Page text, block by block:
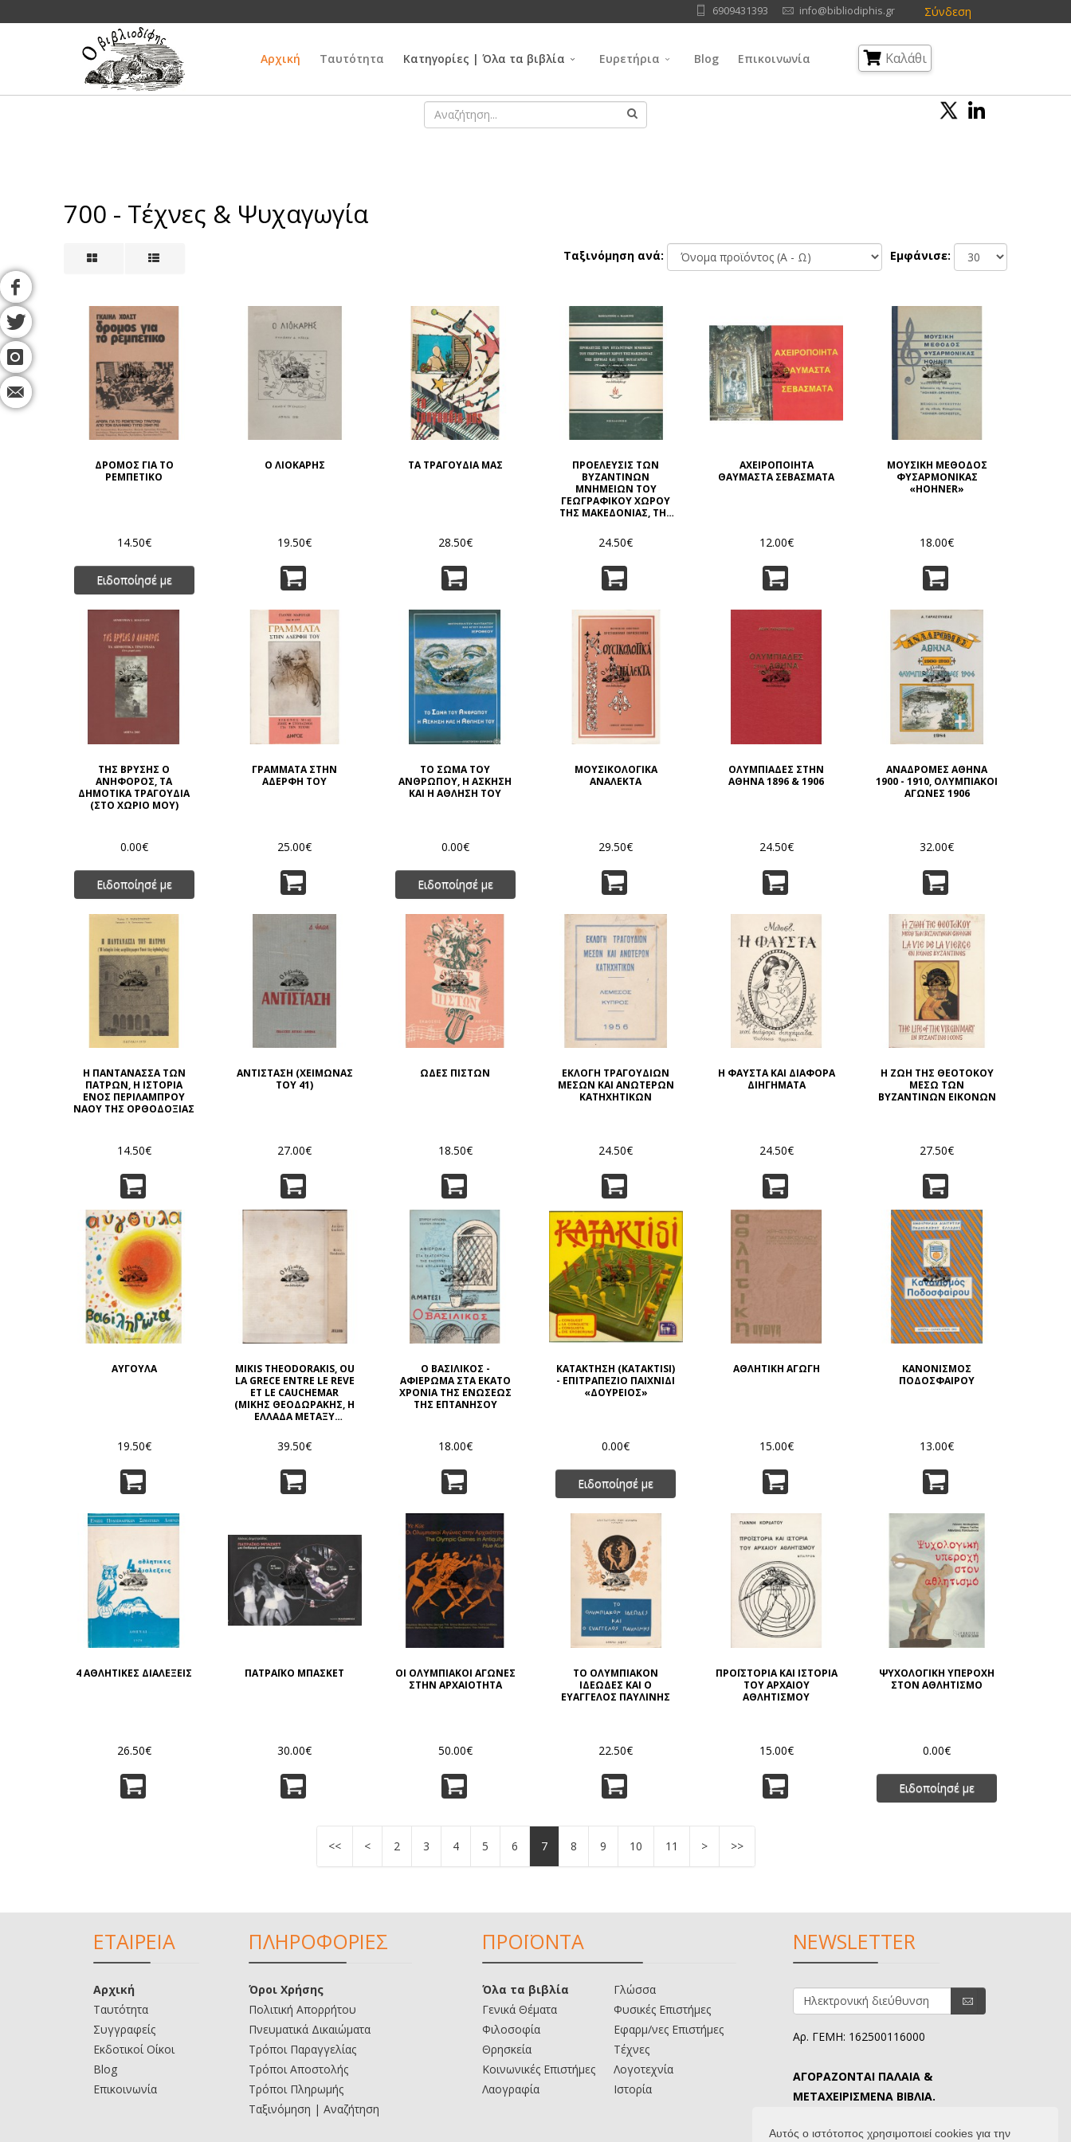
Αυτός ο ιστότοπος χρησιμοποιεί cookies για την
Σύνδεση
6909431393 info@bibliodiphis.gr
Αρχική Ταυτότητα Κατηγορίες | Όλα τα βιβλία Ευρετήρια Blog Επικοινωνία Καλάθι
700 - Τέχνες & Ψυχαγωγία
Εμφάνισε:
Ταξινόμηση ανά:
ΔΡΟΜΟΣ ΓΙΑ ΤΟ
ΡΕΜΠΕΤΙΚΟ
14.50€
Ειδοποίησέ με
Ο ΛΙΟΚΑΡΗΣ
19.50€
ΤΑ ΤΡΑΓΟΥΔΙΑ ΜΑΣ
28.50€
ΠΡΟΕΛΕΥΣΙΣ ΤΩΝ
ΒΥΖΑΝΤΙΝΩΝ
ΜΝΗΜΕΙΩΝ ΤΟΥ
ΓΕΩΓΡΑΦΙΚΟΥ ΧΩΡΟΥ
ΤΗΣ ΜΑΚΕΔΟΝΙΑΣ, ΤΗΣ
ΒΟΥΛΓΑΡΙΑΣ (Η
ΣΥΜΒΟΛΗ ΤΗΣ ΤΕΧΝΗΣ
24.50€
ΑΧΕΙΡΟΠΟΙΗΤΑ
ΘΑΥΜΑΣΤΑ ΣΕΒΑΣΜΑΤΑ
12.00€
ΜΟΥΣΙΚΗ ΜΕΘΟΔΟΣ
ΦΥΣΑΡΜΟΝΙΚΑΣ
«HOHNER»
18.00€
ΤΗΣ ΒΡΥΣΗΣ Ο
ΑΝΗΦΟΡΟΣ, ΤΑ
ΔΗΜΟΤΙΚΑ ΤΡΑΓΟΥΔΙΑ
(ΣΤΟ ΧΩΡΙΟ ΜΟΥ)
0.00€
Ειδοποίησέ με
ΓΡΑΜΜΑΤΑ ΣΤΗΝ
ΑΔΕΡΦΗ ΤΟΥ
25.00€
ΤΟ ΣΩΜΑ ΤΟΥ
ΑΝΘΡΩΠΟΥ, Η ΑΣΚΗΣΗ
ΚΑΙ Η ΑΘΛΗΣΗ ΤΟΥ
0.00€
Ειδοποίησέ με
ΜΟΥΣΙΚΟΛΟΓΙΚΑ
ΑΝΑΛΕΚΤΑ
29.50€
ΟΛΥΜΠΙΑΔΕΣ ΣΤΗΝ
ΑΘΗΝΑ 1896 & 1906
24.50€
ΑΝΑΔΡΟΜΕΣ ΑΘΗΝΑ
1900 - 1910, ΟΛΥΜΠΙΑΚΟΙ
ΑΓΩΝΕΣ 1906
32.00€
Η ΠΑΝΤΑΝΑΣΣΑ ΤΩΝ
ΠΑΤΡΩΝ, Η ΙΣΤΟΡΙΑ
ΕΝΟΣ ΠΕΡΙΛΑΜΠΡΟΥ
ΝΑΟΥ ΤΗΣ ΟΡΘΟΔΟΞΙΑΣ
14.50€
ΑΝΤΙΣΤΑΣΗ (ΧΕΙΜΩΝΑΣ
ΤΟΥ 41)
27.00€
ΩΔΕΣ ΠΙΣΤΩΝ
18.50€
ΕΚΛΟΓΗ ΤΡΑΓΟΥΔΙΩΝ
ΜΕΣΩΝ ΚΑΙ ΑΝΩΤΕΡΩΝ
ΚΑΤΗΧΗΤΙΚΩΝ
24.50€
Η ΦΑΥΣΤΑ ΚΑΙ ΔΙΑΦΟΡΑ
ΔΙΗΓΗΜΑΤΑ
24.50€
Η ΖΩΗ ΤΗΣ ΘΕΟΤΟΚΟΥ
ΜΕΣΩ ΤΩΝ
ΒΥΖΑΝΤΙΝΩΝ ΕΙΚΟΝΩΝ
27.50€
ΑΥΓΟΥΛΑ
19.50€
MIKIS THEODORAKIS, OU
LA GRECE ENTRE LE REVE
ET LE CAUCHEMAR
(ΜΙΚΗΣ ΘΕΟΔΩΡΑΚΗΣ, Η
ΕΛΛΑΔΑ ΜΕΤΑΞΥ
39.50€
Ο ΒΑΣΙΛΙΚΟΣ -
ΑΦΙΕΡΩΜΑ ΣΤΑ ΕΚΑΤΟ
ΧΡΟΝΙΑ ΤΗΣ ΕΝΩΣΕΩΣ
ΤΗΣ ΕΠΤΑΝΗΣΟΥ
18.00€
ΚΑΤΑΚΤΗΣΗ (KATAKTISI)
- ΕΠΙΤΡΑΠΕΖΙΟ ΠΑΙΧΝΙΔΙ
«ΔΟΥΡΕΙΟΣ»
0.00€
Ειδοποίησέ με
ΑΘΛΗΤΙΚΗ ΑΓΩΓΗ
15.00€
ΚΑΝΟΝΙΣΜΟΣ
ΠΟΔΟΣΦΑΙΡΟΥ
13.00€
4 ΑΘΛΗΤΙΚΕΣ ΔΙΑΛΕΞΕΙΣ
26.50€
ΠΑΤΡΑΪΚΟ ΜΠΑΣΚΕΤ
30.00€
ΟΙ ΟΛΥΜΠΙΑΚΟΙ ΑΓΩΝΕΣ
ΣΤΗΝ ΑΡΧΑΙΟΤΗΤΑ
50.00€
ΤΟ ΟΛΥΜΠΙΑΚΟΝ
ΙΔΕΩΔΕΣ ΚΑΙ Ο
ΕΥΑΓΓΕΛΟΣ ΠΑΥΛΙΝΗΣ
22.50€
ΠΡΟΪΣΤΟΡΙΑ ΚΑΙ ΙΣΤΟΡΙΑ
ΤΟΥ ΑΡΧΑΙΟΥ
ΑΘΛΗΤΙΣΜΟΥ
15.00€
ΨΥΧΟΛΟΓΙΚΗ ΥΠΕΡΟΧΗ
ΣΤΟΝ ΑΘΛΗΤΙΣΜΟ
0.00€
Ειδοποίησέ με
<< < 2 3 4 5 6 7 8 9 10 11 > >>
ΕΤΑΙΡΕΙΑ
Αρχική
Ταυτότητα
Συγγραφείς
Εκδοτικοί Οίκοι
Blog
Επικοινωνία
ΠΛΗΡΟΦΟΡΙΕΣ
Όροι Χρήσης
Πολιτική Απορρήτου
Πνευματικά Δικαιώματα
Τρόποι Παραγγελίας
Τρόποι Αποστολής
Τρόποι Πληρωμής
Ταξινόμηση | Αναζήτηση
ΠΡΟΪΟΝΤΑ
Όλα τα βιβλία
Γενικά Θέματα
Φιλοσοφία
Θρησκεία
Κοινωνικές Επιστήμες
Λαογραφία
Γλώσσα
Φυσικές Επιστήμες
Εφαρμ/νες Επιστήμες
Τέχνες
Λογοτεχνία
Ιστορία
NEWSLETTER
Αρ. ΓΕΜΗ: 162500116000
ΑΓΟΡΑΖΟΝΤΑΙ ΠΑΛΑΙΑ &
ΜΕΤΑΧΕΙΡΙΣΜΕΝΑ ΒΙΒΛΙΑ.